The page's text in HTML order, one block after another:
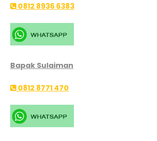
0812 8936 6383
Bapak Sulaiman
0812 8771 470